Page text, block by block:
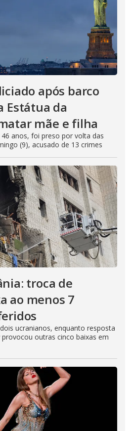
após barco
Estátua da
mãe e filha
anos, foi preso por volta das
(9), acusado de 13 crimes
troca de
ao menos 7
ucranianos, enquanto resposta
outras cinco baixas em